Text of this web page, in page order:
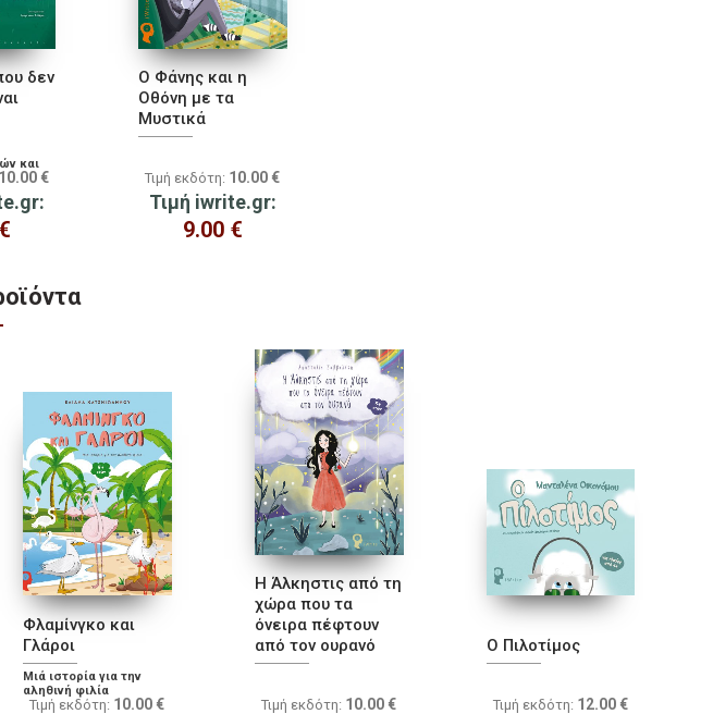
δεν
και
10.00 €
€
Ο Φάνης και η
Οθόνη με τα
Μυστικά
Τιμή εκδότη: 10.00 €
Τιμή iwrite.gr:
9.00 €
Φλαμίνγκο και
Γλάροι
Μιά ιστορία για την
αληθινή φιλία
Τιμή εκδότη: 10.00 €
Η Άλκηστις από τη
χώρα που τα
όνειρα πέφτουν
από τον ουρανό
Τιμή εκδότη: 10.00 €
Ο Πιλοτίμος
Τιμή εκδότη: 12.00 €